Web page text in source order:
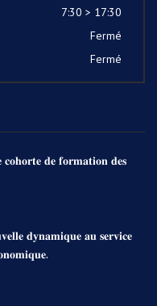
7:30 > 17:30
Fermé
Fermé
𝐝𝐞 𝐟𝐨𝐫𝐦𝐚𝐭𝐢𝐨𝐧 𝐝𝐞𝐬
𝐝𝐲𝐧𝐚𝐦𝐢𝐪𝐮𝐞 𝐚𝐮 𝐬𝐞𝐫𝐯𝐢𝐜𝐞